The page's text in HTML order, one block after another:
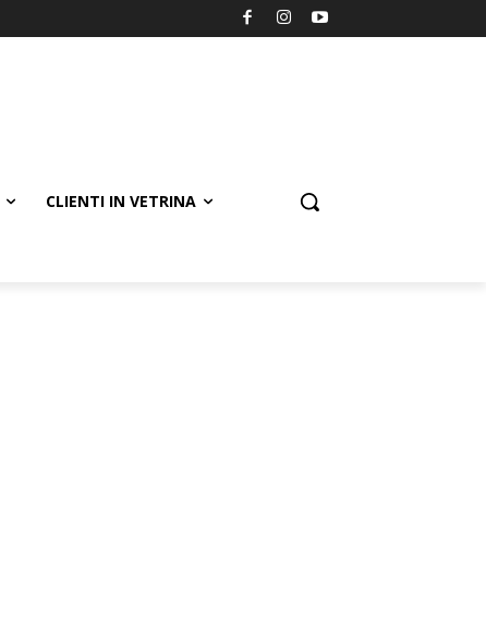
CLIENTI IN VETRINA